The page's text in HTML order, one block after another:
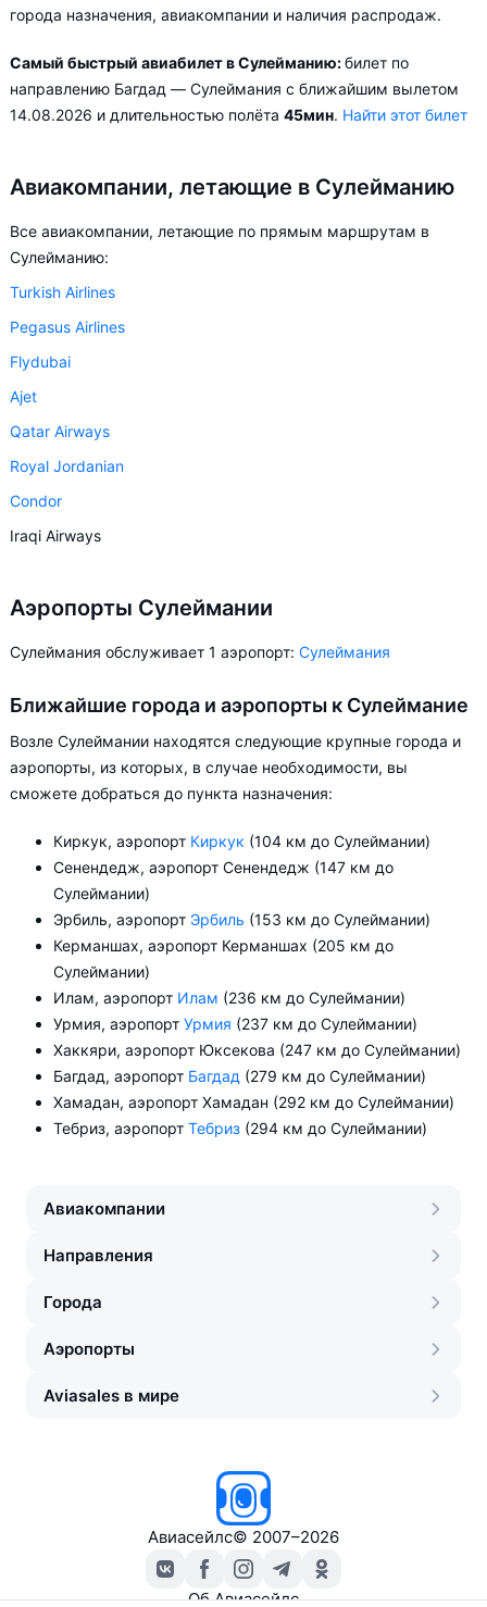
города назначения, авиакомпании и наличия распродаж.
Самый быстрый авиабилет в Сулейманию:билет по
направлению Багдад — Сулеймания с ближайшим вылетом
14.08.2026 и длительностью полёта 45мин. Найти этот билет
Авиакомпании, летающие в Сулейманию
Все авиакомпании, летающие по прямым маршрутам в
Сулейманию:
Turkish Airlines
Pegasus Airlines
Flydubai
Ajet
Qatar Airways
Royal Jordanian
Condor
Iraqi Airways
Аэропорты Сулеймании
Сулеймания обслуживает 1 аэропорт: Сулеймания
Ближайшие города и аэропорты к Сулеймание
Возле Сулеймании находятся следующие крупные города и
аэропорты, из которых, в случае необходимости, вы
сможете добраться до пункта назначения:
Киркук, аэропорт Киркук (104 км до Сулеймании)
Сенендедж, аэропорт Сенендедж (147 км до
Сулеймании)
Эрбиль, аэропорт Эрбиль (153 км до Сулеймании)
Керманшах, аэропорт Керманшах (205 км до
Сулеймании)
Илам, аэропорт Илам (236 км до Сулеймании)
Урмия, аэропорт Урмия (237 км до Сулеймании)
Хаккяри, аэропорт Юксекова (247 км до Сулеймании)
Багдад, аэропорт Багдад (279 км до Сулеймании)
Хамадан, аэропорт Хамадан (292 км до Сулеймании)
Тебриз, аэропорт Тебриз (294 км до Сулеймании)
Авиакомпании
Направления
Города
Аэропорты
Aviasales в мире
Авиасейлс© 2007–2026
Об Авиасейлс